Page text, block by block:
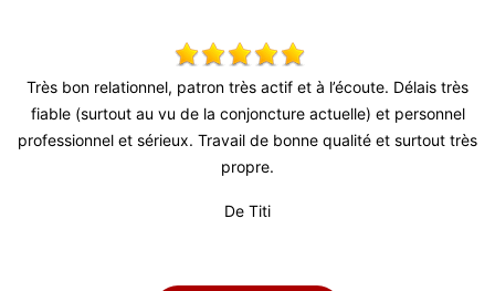
patron très actif et à l’écoute. Délais très
de la conjoncture actuelle) et personnel
Travail de bonne qualité et surtout très
Tres bon travail pour
délais courts, remise